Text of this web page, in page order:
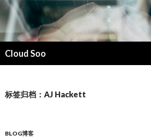
Cloud Soo
索
文
标签归档：AJ Hackett
BLOG博客